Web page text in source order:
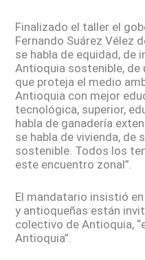
Finalizado el taller el
Fernando Suárez Vélez
se habla de equidad, de
Antioquia sostenible, de
que proteja el medio
Antioquia con mejor
tecnológica, superior,
habla de ganadería
se habla de vivienda, de
sostenible. Todos los
este encuentro zonal”.
El mandatario insistió
y antioqueñas están
colectivo de Antioquia,
Antioquia”.